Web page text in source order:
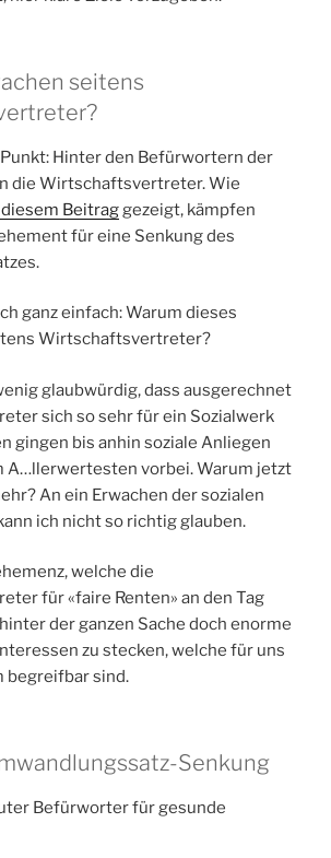
seitens
Hinter den Befürwortern der
die Wirtschaftsvertreter. Wie
Beitrag gezeigt, kämpfen
für eine Senkung des
ganz einfach: Warum dieses
Wirtschaftsvertreter?
glaubwürdig, dass ausgerechnet
sich so sehr für ein Sozialwerk
gingen bis anhin soziale Anliegen
A…llerwertesten vorbei. Warum jetzt
An ein Erwachen der sozialen
ich nicht so richtig glauben.
welche die
für «faire Renten» an den Tag
der ganzen Sache doch enorme
zu stecken, welche für uns
begreifbar sind.
Senkung
Befürworter für gesunde